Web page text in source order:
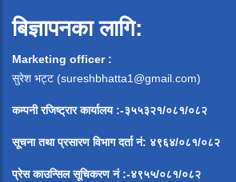
बिज्ञापनका लागि:
Marketing officer :
सुरेश भट्ट (sureshbhatta1@gmail.com)
कम्पनी रजिष्ट्रार कार्यालय :-३५५३२१/०८१/०८२
सूचना तथा प्रसारण विभाग दर्ता नं: ४९६४/०८१/०८२
प्रेस काउन्सिल सूचिकरण नं:-४९५५/०८१/०८२